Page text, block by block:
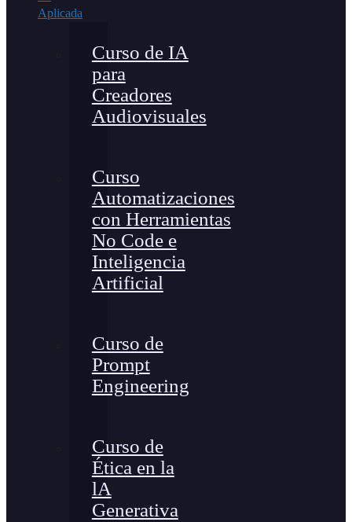
Aplicada
Curso de IA
para
Creadores
Audiovisuales
Curso
Automatizaciones
con Herramientas
No Code e
Inteligencia
Artificial
Curso de
Prompt
Engineering
Curso de
Ética en la
lA
Generativa